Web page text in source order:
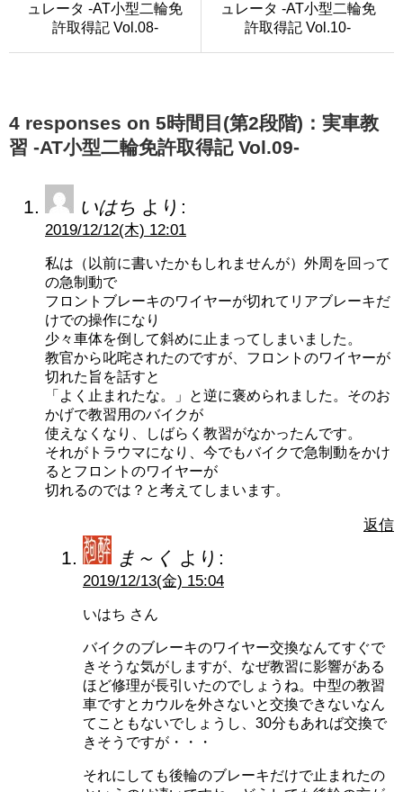
ュレータ -AT小型二輪免
許取得記 Vol.08-
ュレータ -AT小型二輪免
許取得記 Vol.10-
4 responses on 5時間目(第2段階)：実車教
習 -AT小型二輪免許取得記 Vol.09-
いはち より:
2019/12/12(木) 12:01
私は（以前に書いたかもしれませんが）外周を回って
の急制動で
フロントブレーキのワイヤーが切れてリアブレーキだ
けでの操作になり
少々車体を倒して斜めに止まってしまいました。
教官から叱咤されたのですが、フロントのワイヤーが
切れた旨を話すと
「よく止まれたな。」と逆に褒められました。そのお
かげで教習用のバイクが
使えなくなり、しばらく教習がなかったんです。
それがトラウマになり、今でもバイクで急制動をかけ
るとフロントのワイヤーが
切れるのでは？と考えてしまいます。
返信
ま～く より:
2019/12/13(金) 15:04
いはち さん
バイクのブレーキのワイヤー交換なんてすぐで
きそうな気がしますが、なぜ教習に影響がある
ほど修理が長引いたのでしょうね。中型の教習
車ですとカウルを外さないと交換できないなん
てこともないでしょうし、30分もあれば交換で
きそうですが・・・
それにしても後輪のブレーキだけで止まれたの